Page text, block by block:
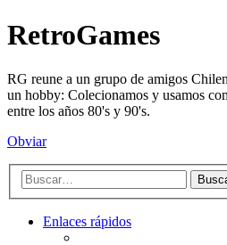
RetroGames
RG reune a un grupo de amigos
un hobby: Colecionamos y usamos
entre los años 80's y 90's.
Obviar
Enlaces rápidos